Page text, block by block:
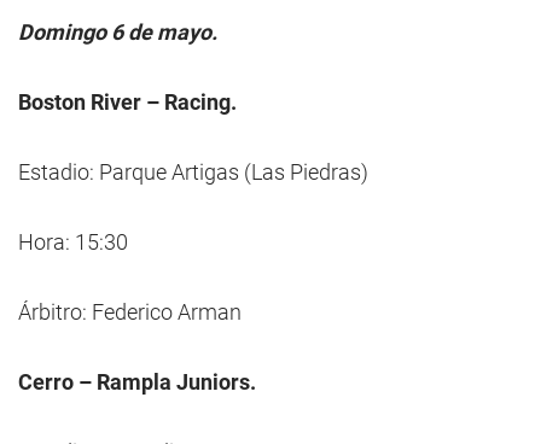
Domingo 6 de mayo.
Boston River – Racing.
Estadio: Parque Artigas (Las Piedras)
Hora: 15:30
Árbitro: Federico Arman
Cerro – Rampla Juniors.